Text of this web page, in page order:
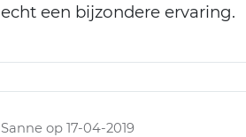
echt een bijzondere ervaring.
Sanne op 17-04-2019